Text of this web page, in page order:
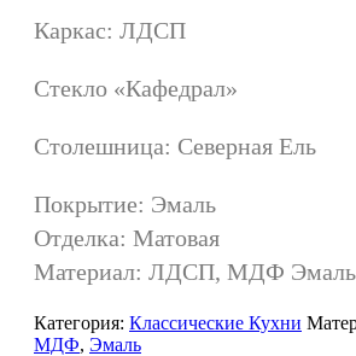
Каркас: ЛДСП
Стекло «Кафедрал»
Столешница: Северная Ель
Покрытие: Эмаль
Отделка: Матовая
Материал: ЛДСП, МДФ Эмаль
Категория: Классические Кухни
МДФ, Эмаль